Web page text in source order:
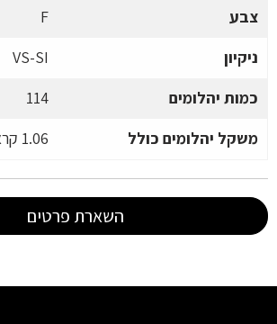
צבע
F
ניקיון
VS-SI
כמות יהלומים
114
משקל יהלומים כולל
1.06 קראט
השארת פרטים